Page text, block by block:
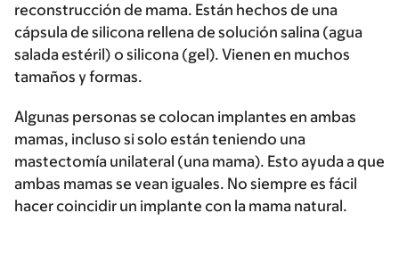
reconstrucción de mama. Están hechos de una
cápsula de silicona rellena de solución salina (agua
salada estéril) o silicona (gel). Vienen en muchos
tamaños y formas.
Algunas personas se colocan implantes en ambas
mamas, incluso si solo están teniendo una
mastectomía unilateral (una mama). Esto ayuda a que
ambas mamas se vean iguales. No siempre es fácil
hacer coincidir un implante con la mama natural.